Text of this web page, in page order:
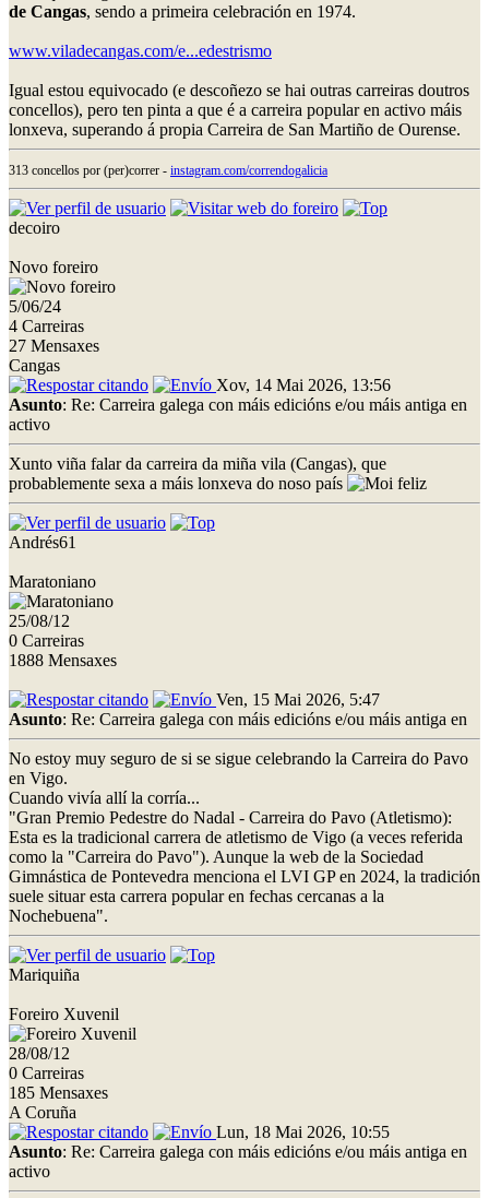
de Cangas, sendo a primeira celebración en 1974.
www.viladecangas.com/e...edestrismo
Igual estou equivocado (e descoñezo se hai outras carreiras doutros
concellos), pero ten pinta a que é a carreira popular en activo máis
lonxeva, superando á propia Carreira de San Martiño de Ourense.
313 concellos por (per)correr - instagram.com/correndogalicia
decoiro
Novo foreiro
5/06/24
4 Carreiras
27 Mensaxes
Cangas
Xov, 14 Mai 2026, 13:56
Asunto: Re: Carreira galega con máis edicións e/ou máis antiga en
activo
Xunto viña falar da carreira da miña vila (Cangas), que
probablemente sexa a máis lonxeva do noso país
Andrés61
Maratoniano
25/08/12
0 Carreiras
1888 Mensaxes
Ven, 15 Mai 2026, 5:47
Asunto: Re: Carreira galega con máis edicións e/ou máis antiga en
No estoy muy seguro de si se sigue celebrando la Carreira do Pavo
en Vigo.
Cuando vivía allí la corría...
"Gran Premio Pedestre do Nadal - Carreira do Pavo (Atletismo):
Esta es la tradicional carrera de atletismo de Vigo (a veces referida
como la "Carreira do Pavo"). Aunque la web de la Sociedad
Gimnástica de Pontevedra menciona el LVI GP en 2024, la tradición
suele situar esta carrera popular en fechas cercanas a la
Nochebuena".
Mariquiña
Foreiro Xuvenil
28/08/12
0 Carreiras
185 Mensaxes
A Coruña
Lun, 18 Mai 2026, 10:55
Asunto: Re: Carreira galega con máis edicións e/ou máis antiga en
activo